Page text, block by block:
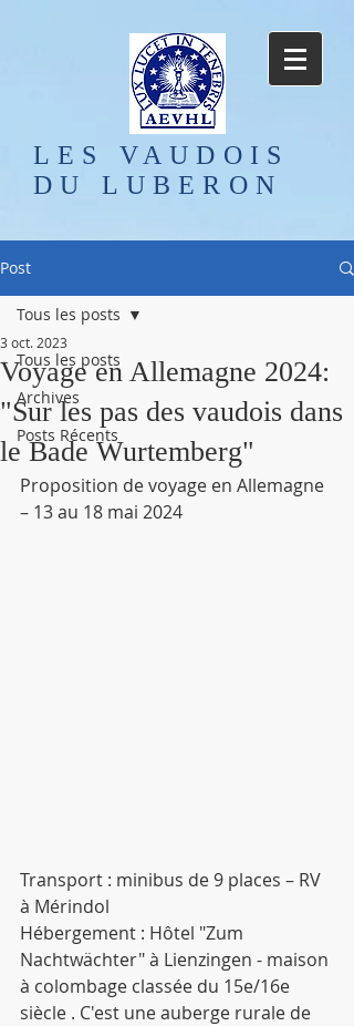
LES VAUDOIS
DU LUBERON
Post
Tous les posts
Archives
Posts Récents
Tous les posts
Voyage en Allemagne 2024:
"Sur les pas des vaudois dans
le Bade Wurtemberg"
3 oct. 2023
Proposition de voyage en Allemagne
– 13 au 18 mai 2024
Transport : minibus de 9 places – RV
à Mérindol
Hébergement : Hôtel "Zum
Nachtwächter" à Lienzingen - maison
à colombage classée du 15e/16e
siècle . C'est une auberge rurale de